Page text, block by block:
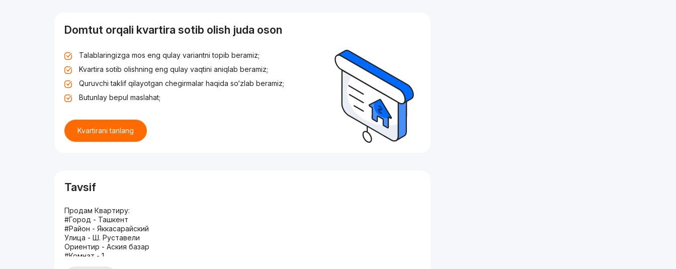
Domtut orqali kvartira sotib olish juda oson
Talablaringizga mos eng qulay variantni topib beramiz;
Kvartira sotib olishning eng qulay vaqtini aniqlab beramiz;
Quruvchi taklif qilayotgan chegirmalar haqida so‘zlab beramiz;
Butunlay bepul maslahat;
Kvartirani tanlang
Tavsif
Продам Квартиру:
#Город - Ташкент
#Район - Яккасарайский
Улица - Ш. Руставели
Ориентир - Аския базар
#Комнат - 1